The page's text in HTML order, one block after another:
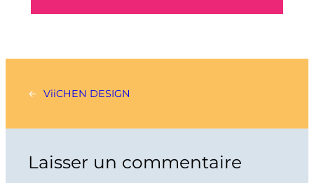
← ViiCHEN DESIGN
Laisser un commentaire